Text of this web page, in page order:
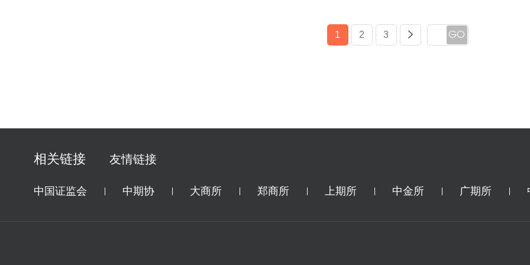
1 2 3 GO
相关链接 友情链接
中国证监会 中期协 大商所 郑商所 上期所 中金所 广期所